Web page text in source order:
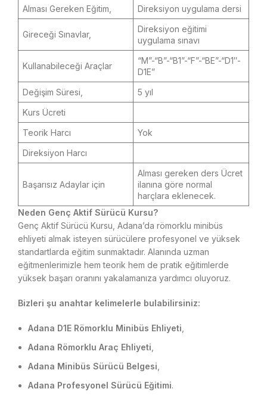
Alması Gereken Eğitim,
Direksiyon uygulama dersi
Gireceği Sınavlar,
Direksiyon eğitimi
uygulama sınavı
Kullanabileceği Araçlar
“M”-“B”-“B1”-“F”-“BE”-“D1″-
D1E”
Değişim Süresi,
5 yıl
Kurs Ücreti
Teorik Harcı
Yok
Direksiyon Harcı
Başarısız Adaylar için
Alması gereken ders Ücret
ilanına göre normal
harçlara eklenecek.
Neden Genç Aktif Sürücü Kursu?
Genç Aktif Sürücü Kursu, Adana’da römorklu minibüs
ehliyeti almak isteyen sürücülere profesyonel ve yüksek
standartlarda eğitim sunmaktadır. Alanında uzman
eğitmenlerimizle hem teorik hem de pratik eğitimlerde
yüksek başarı oranını yakalamanıza yardımcı oluyoruz.
Bizleri şu anahtar kelimelerle bulabilirsiniz:
Adana D1E Römorklu Minibüs Ehliyeti
Adana Römorklu Araç Ehliyeti
Adana Minibüs Sürücü Belgesi
Adana Profesyonel Sürücü Eğitimi.